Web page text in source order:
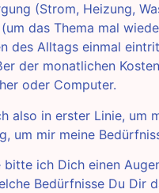
(Strom, Heizung,
(um das Thema mal
des Alltags einmal
der monatlichen
oder Computer.
also in erster Linie, um
um mir meine
bitte ich Dich einen
Bedürfnisse Du Dir